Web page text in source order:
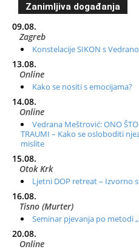
Zanimljiva događanja
09.08.
Zagreb
Konstelacije SIKON s
13.08.
Online
Kako se nositi s emocijama?
14.08.
Online
Vedrana Meštrović: ONO ŠTO
TRAUMI – Kako se osloboditi
mislite
15.08.
Otok Krk
Ljetni DOP retreat – Izvorno
16.08.
Tisno (Murter)
Seminar pjevanja po metodi
20.08.
Online